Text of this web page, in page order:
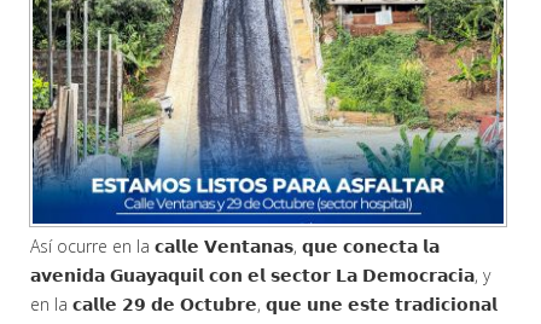
Así ocurre en la 𝗰𝗮𝗹𝗹𝗲 𝗩𝗲𝗻𝘁𝗮𝗻𝗮𝘀, 𝗾𝘂𝗲 𝗰𝗼𝗻𝗲𝗰𝘁𝗮 𝗹𝗮
𝗮𝘃𝗲𝗻𝗶𝗱𝗮 𝗚𝘂𝗮𝘆𝗮𝗾𝘂𝗶𝗹 𝗰𝗼𝗻 𝗲𝗹 𝘀𝗲𝗰𝘁𝗼𝗿 𝗟𝗮 𝗗𝗲𝗺𝗼𝗰𝗿𝗮𝗰𝗶𝗮, y
en la 𝗰𝗮𝗹𝗹𝗲 𝟮𝟵 𝗱𝗲 𝗢𝗰𝘁𝘂𝗯𝗿𝗲, 𝗾𝘂𝗲 𝘂𝗻𝗲 𝗲𝘀𝘁𝗲 𝘁𝗿𝗮𝗱𝗶𝗰𝗶𝗼𝗻𝗮𝗹